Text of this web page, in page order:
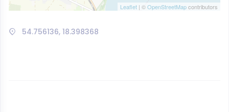
Leaflet | ©OpenStreetMapcontributors
54.756136, 18.398368